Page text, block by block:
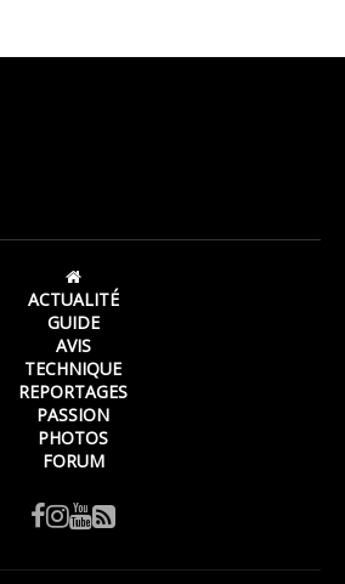
ACTUALITÉ
GUIDE
AVIS
TECHNIQUE
REPORTAGES
PASSION
PHOTOS
FORUM